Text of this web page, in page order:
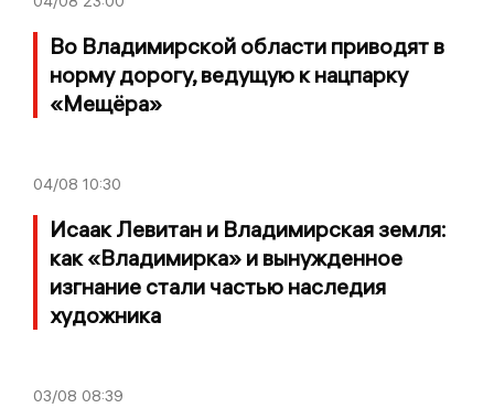
Во Владимирской области приводят в
норму дорогу, ведущую к нацпарку
«Мещёра»
04/08 10:30
Исаак Левитан и Владимирская земля:
как «Владимирка» и вынужденное
изгнание стали частью наследия
художника
03/08 08:39